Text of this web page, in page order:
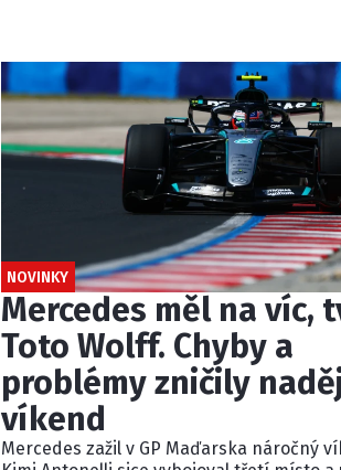
nedostatečnou.
NOVINKY
Mercedes měl na víc,
Toto Wolff. Chyby a
problémy zničily
víkend
Mercedes zažil v GP Maďarska náročný